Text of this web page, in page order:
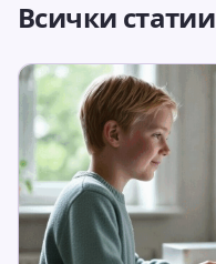
Всички статии